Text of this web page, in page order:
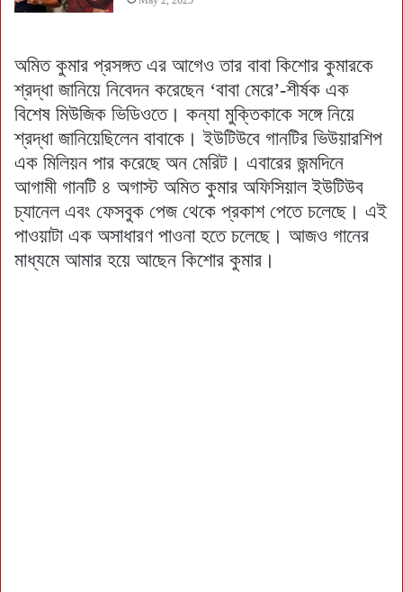
অমিত কুমার প্রসঙ্গত এর আগেও তার বাবা কিশোর কুমারকে
শ্রদ্ধা জানিয়ে নিবেদন করেছেন ‘বাবা মেরে’-শীর্ষক এক
বিশেষ মিউজিক ভিডিওতে। কন্যা মুক্তিকাকে সঙ্গে নিয়ে
শ্রদ্ধা জানিয়েছিলেন বাবাকে। ইউটিউবে গানটির ভিউয়ারশিপ
এক মিলিয়ন পার করেছে অন মেরিট। এবারের জন্মদিনে
আগামী গানটি ৪ অগাস্ট অমিত কুমার অফিসিয়াল ইউটিউব
চ্যানেল এবং ফেসবুক পেজ থেকে প্রকাশ পেতে চলেছে। এই
পাওয়াটা এক অসাধারণ পাওনা হতে চলেছে। আজও গানের
মাধ্যমে আমার হয়ে আছেন কিশোর কুমার।